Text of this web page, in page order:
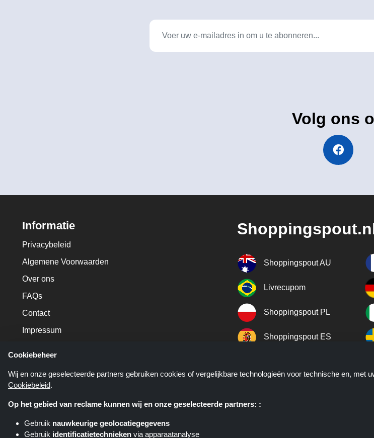
Volg ons
Informatie
Privacybeleid
Algemene Voorwaarden
Over ons
FAQs
Contact
Impressum
Shoppingspout AU
Livrecupom
Shoppingspout PL
Shoppingspout ES
Cookiebeheer
Wij en onze geselecteerde partners gebruiken cookies of vergelijkbare technologieën voor technische en, met
Cookiebeleid.
Op het gebied van reclame kunnen wij en onze geselecteerde partners: :
Gebruik nauwkeurige geolocatiegegevens
Gebruik identificatietechnieken via apparaatanalyse